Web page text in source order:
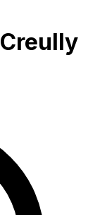
Creully